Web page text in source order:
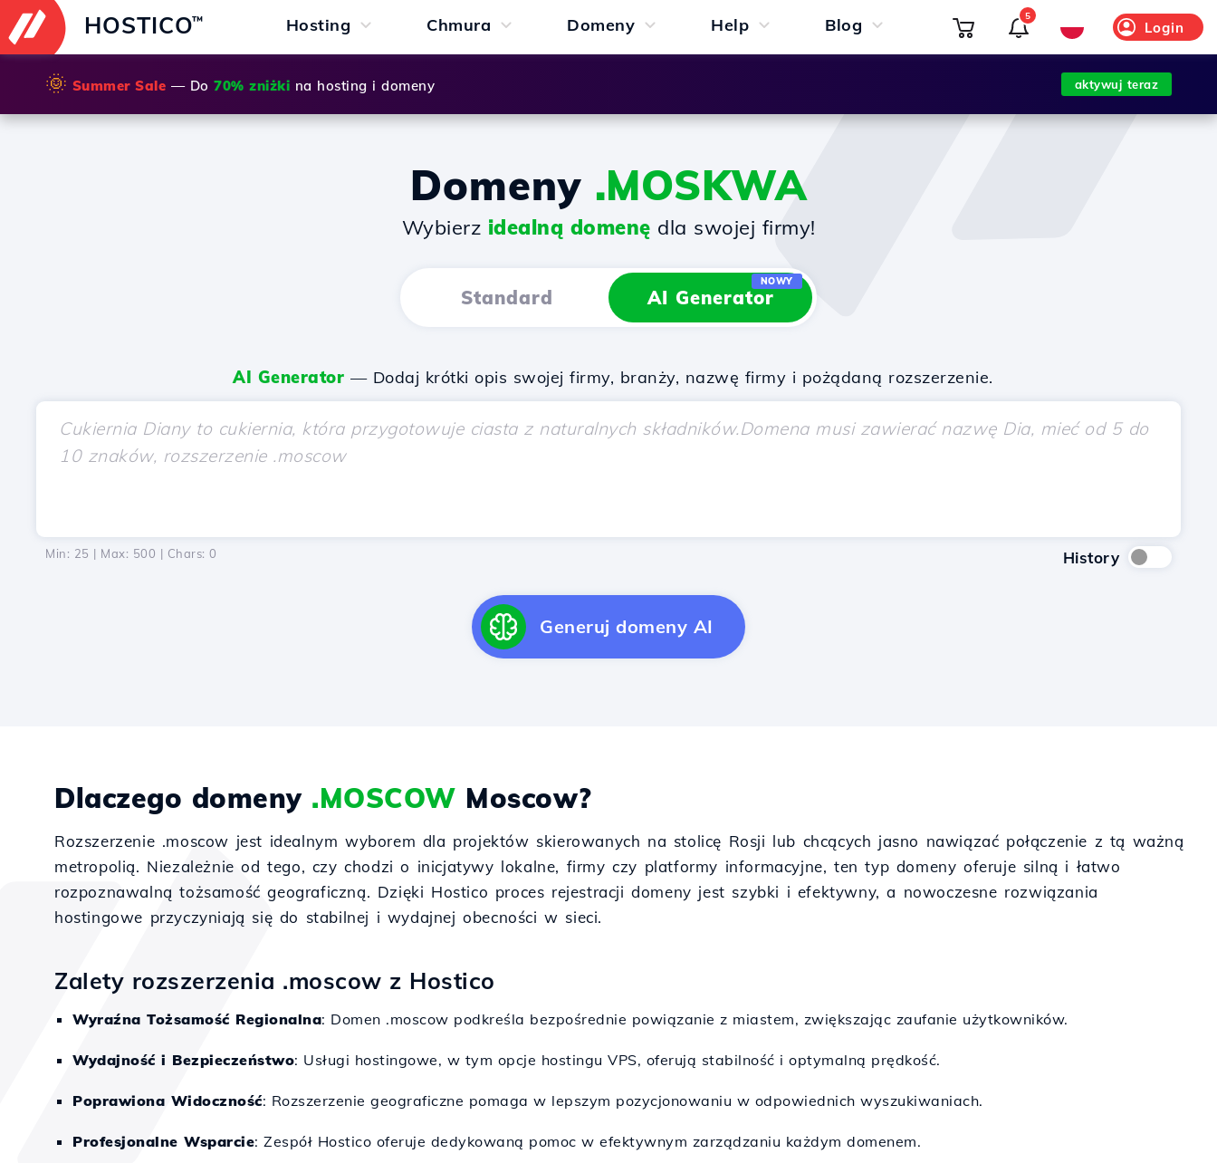
HOSTICO™ Hosting Chmura Domeny Help Blog Login
5
🌞 Summer Sale — Do 70% zniżki na hosting i domeny aktywuj teraz
Domeny .MOSKWA
Wybierz idealną domenę dla swojej firmy!
Standard AI Generator
NOWY
AI Generator — Dodaj krótki opis swojej firmy, branży, nazwę firmy i pożądaną rozszerzenie.
Min: 25 | Max: 500 | Chars: 0 History
Generuj domeny AI
Dlaczego domeny .MOSCOW Moscow?
Rozszerzenie .moscow jest idealnym wyborem dla projektów skierowanych na stolicę Rosji lub chcących jasno nawiązać połączenie z tą ważną
metropolią. Niezależnie od tego, czy chodzi o inicjatywy lokalne, firmy czy platformy informacyjne, ten typ domeny oferuje silną i łatwo
rozpoznawalną tożsamość geograficzną. Dzięki Hostico proces rejestracji domeny jest szybki i efektywny, a nowoczesne rozwiązania
hostingowe przyczyniają się do stabilnej i wydajnej obecności w sieci.
Zalety rozszerzenia .moscow z Hostico
Wyraźna Tożsamość Regionalna: Domen .moscow podkreśla bezpośrednie powiązanie z miastem, zwiększając zaufanie użytkowników.
Wydajność i Bezpieczeństwo: Usługi hostingowe, w tym opcje hostingu VPS, oferują stabilność i optymalną prędkość.
Poprawiona Widoczność: Rozszerzenie geograficzne pomaga w lepszym pozycjonowaniu w odpowiednich wyszukiwaniach.
Profesjonalne Wsparcie: Zespół Hostico oferuje dedykowaną pomoc w efektywnym zarządzaniu każdym domenem.